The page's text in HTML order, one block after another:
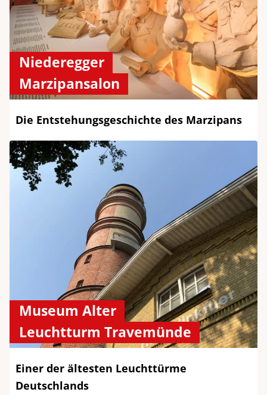
Niederegger
Marzipansalon
Die Entstehungsgeschichte des Marzipans
Museum Alter
Leuchtturm Travemünde
Einer der ältesten Leuchttürme
Deutschlands